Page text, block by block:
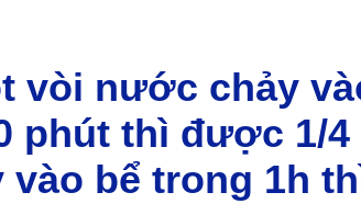
vòi nước chảy
phút thì được 1/4
bể trong 1h